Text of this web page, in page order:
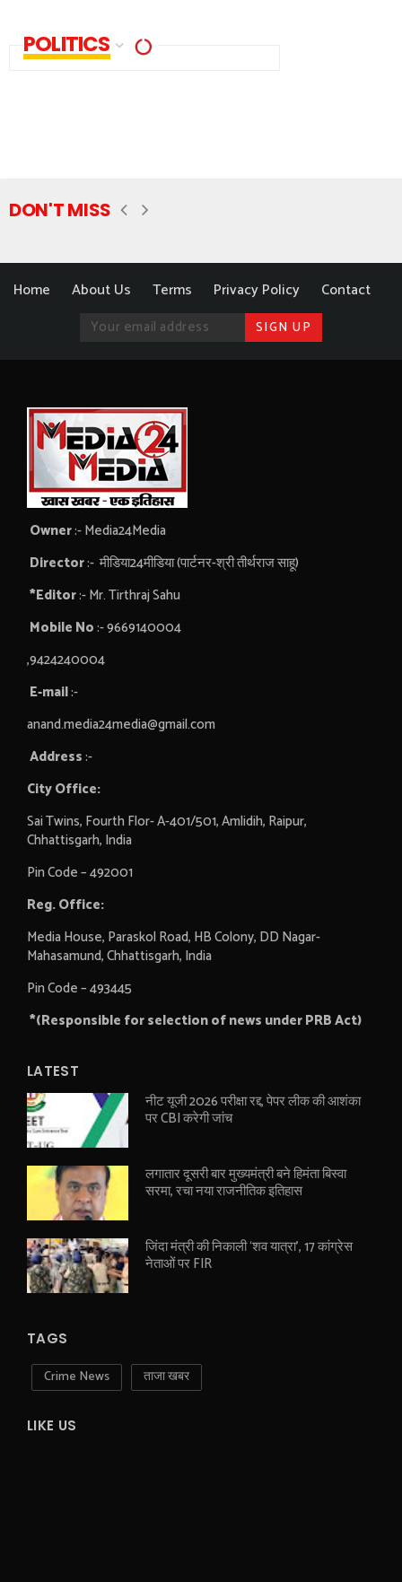
POLITICS
DON'T MISS
Home About Us Terms Privacy Policy Contact
Owner:- Media24Media
Director:- मीडिया24मीडिया (पार्टनर-श्री तीर्थराज साहू)
*Editor:- Mr. Tirthraj Sahu
Mobile No:- 9669140004
,9424240004
E-mail:-
anand.media24media@gmail.com
Address:-
City Office:
Sai Twins, Fourth Flor- A-401/501, Amlidih, Raipur,
Chhattisgarh, India
Pin Code – 492001
Reg. Office:
Media House, Paraskol Road, HB Colony, DD Nagar-
Mahasamund, Chhattisgarh, India
Pin Code – 493445
*(Responsible for selection of news under PRB Act)
LATEST
नीट यूजी 2026 परीक्षा रद्द, पेपर लीक की आशंका
पर CBI करेगी जांच
लगातार दूसरी बार मुख्यमंत्री बने हिमंता बिस्वा
सरमा, रचा नया राजनीतिक इतिहास
जिंदा मंत्री की निकाली ‘शव यात्रा’, 17 कांग्रेस
नेताओं पर FIR
TAGS
Crime News ताजा खबर
LIKE US